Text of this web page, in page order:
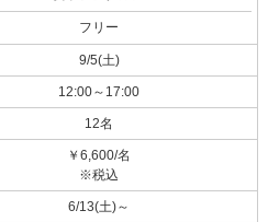
フリー
9/5(土)
12:00～17:00
12名
￥6,600/名
※税込
6/13(土)～